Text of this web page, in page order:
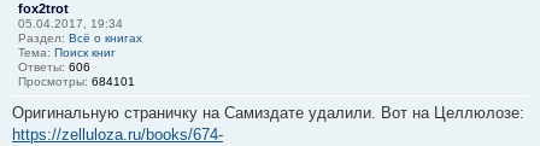
fox2trot
05.04.2017, 19:34
Раздел: Всё о книгах
Тема: Поиск книг
Ответы: 606
Просмотры: 684101
Оригинальную страничку на Самиздате удалили. Вот на Целлюлозе:
https://zelluloza.ru/books/674-